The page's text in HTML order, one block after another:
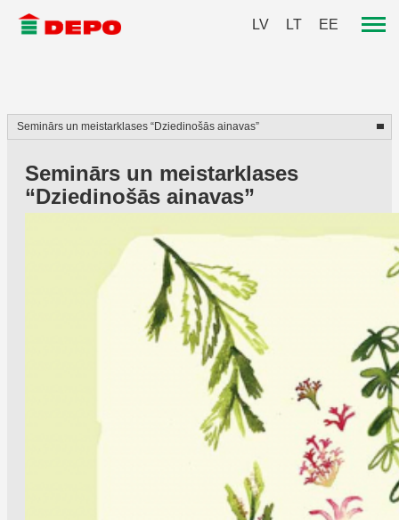
LV LT EE
Seminārs un meistarklases
“Dziedinošās ainavas”